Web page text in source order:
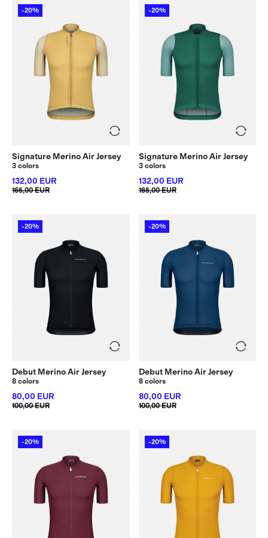
-20%
Signature Merino Air Jersey
3 colors
132,00 EUR
165,00 EUR
-20%
Signature Merino Air Jersey
3 colors
132,00 EUR
165,00 EUR
-20%
Debut Merino Air Jersey
8 colors
80,00 EUR
100,00 EUR
-20%
Debut Merino Air Jersey
8 colors
80,00 EUR
100,00 EUR
-20% -20%